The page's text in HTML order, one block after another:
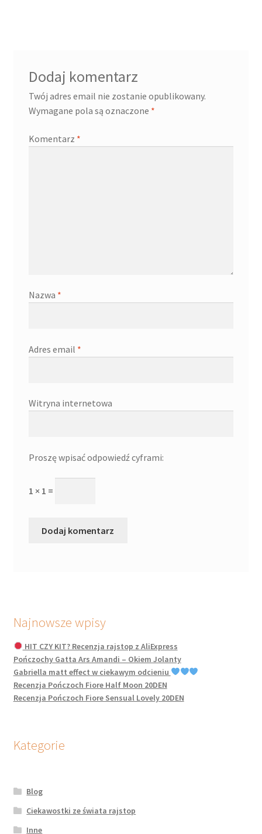
Dodaj komentarz
Twój adres email nie zostanie opublikowany.
Wymagane pola są oznaczone *
Komentarz *
Nazwa *
Adres email *
Witryna internetowa
Proszę wpisać odpowiedź cyframi:
1 × 1 =
Najnowsze wpisy
HIT CZY KIT? Recenzja rajstop z AliExpress
Pończochy Gatta Ars Amandi – Okiem Jolanty
Gabriella matt effect w ciekawym odcieniu
Recenzja Pończoch Fiore Half Moon 20DEN
Recenzja Pończoch Fiore Sensual Lovely 20DEN
Kategorie
Blog
Ciekawostki ze świata rajstop
Inne